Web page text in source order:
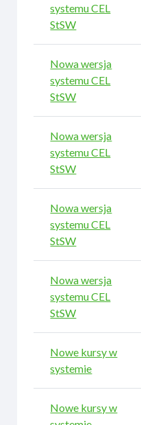
systemu CEL
StSW
Nowa wersja
systemu CEL
StSW
Nowa wersja
systemu CEL
StSW
Nowa wersja
systemu CEL
StSW
Nowa wersja
systemu CEL
StSW
Nowe kursy w
systemie
Nowe kursy w